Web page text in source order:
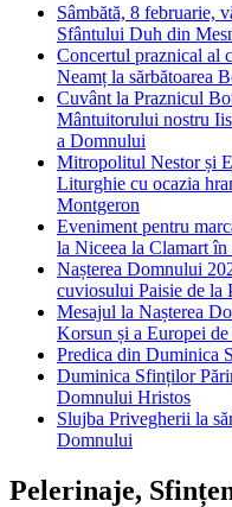
Sâmbătă, 8 februarie,
Sfântului Duh din
Concertul praznical al
Neamț la sărbătoarea
Cuvânt la Praznicul
Mântuitorului nostru
a Domnului
Mitropolitul Nestor și
Liturghie cu ocazia
Montgeron
Eveniment pentru
la Niceea la Clamart
Nașterea Domnului
cuviosului Paisie de la
Mesajul la Nașterea
Korsun și a Europei de
Predica din Duminica
Duminica Sfinților
Domnului Hristos
Slujba Privegherii la
Domnului
Pelerinaje,